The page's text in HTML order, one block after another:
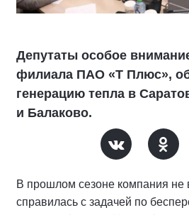
Депутаты особое
филиала ПАО «Т Плюс»,
генерацию тепла в
и Балаково.
В прошлом сезоне компания не
справилась с задачей по